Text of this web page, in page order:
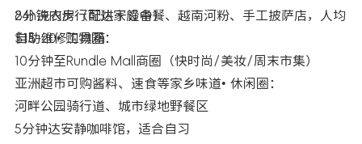
24h洗衣房（配烘干设备）
自助维修工具箱
8分钟内步行可达家庭中餐、越南河粉、手工披萨店，人均
$15-20• 购物圈：
10分钟至Rundle Mall商圈（快时尚/美妆/周末市集）
亚洲超市可购酱料、速食等家乡味道• 休闲圈：
河畔公园骑行道、城市绿地野餐区
5分钟达安静咖啡馆，适合自习